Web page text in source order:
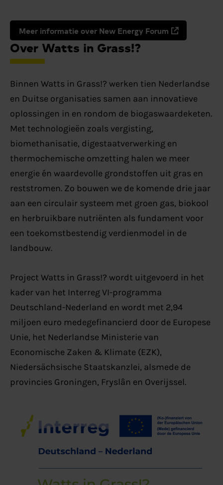
Meer informatie over New Energy Forum
Over Watts in Grass!?
Binnen Watts in Grass!? werken tien Nederlandse
en Duitse organisaties samen aan innovatieve
oplossingen in en rondom de biogaswaardeketen.
Met technologieën zoals vergisting,
biomethanisatie, digestaatverwerking en
thermochemische omzetting halen we meer
energie én waardevolle grondstoffen uit gras en
reststromen. Zo bouwen we de komende drie jaar
aan een circulair systeem met groen gas, biokool
en herbruikbare nutriënten als fundament voor
een toekomstbestendig verdienmodel in de
landbouw.
Project Watts in Grass!? wordt uitgevoerd in het
kader van het Interreg VI-programma
Deutschland-Nederland en wordt met 2,94
miljoen euro medegefinancierd door de Europese
Unie, het Nederlandse Ministerie van
Economische Zaken & Klimate (EZK),
Niedersächsische Staatskanzlei, alsmede de
provincies Groningen, Fryslân en Overijssel.